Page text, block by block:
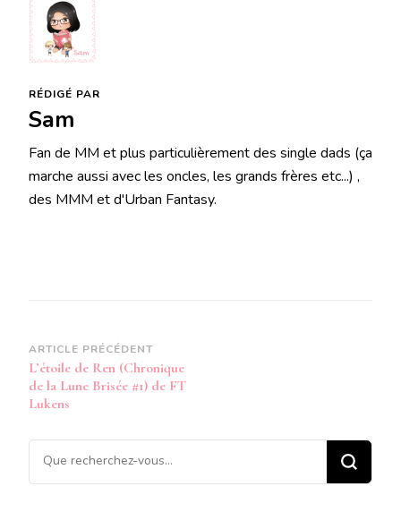
RÉDIGÉ PAR
Sam
Fan de MM et plus particulièrement des single dads (ça
marche aussi avec les oncles, les grands frères etc...) ,
des MMM et d'Urban Fantasy.
Navigation
d’article
ARTICLE PRÉCÉDENT
L’étoile de Ren (Chronique
de la Lune Brisée #1) de FT
Lukens
Vous
recherchiez